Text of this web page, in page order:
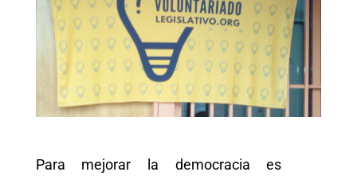
Para mejorar la democracia es